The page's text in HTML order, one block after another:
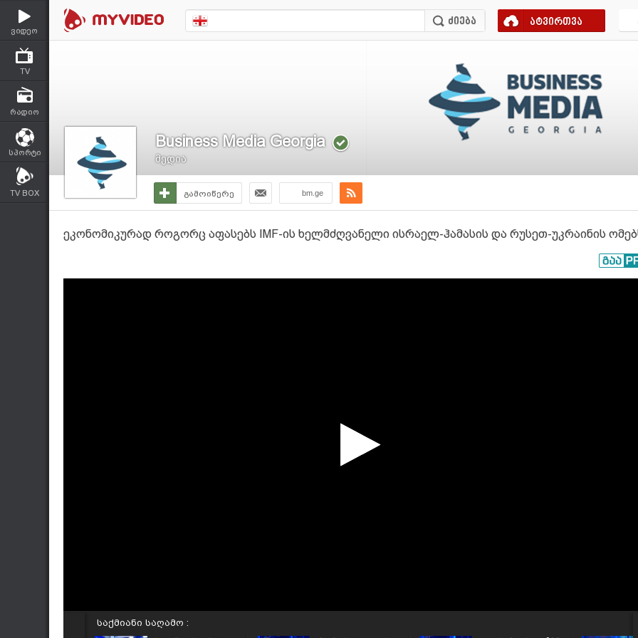
ვიდეო
TV
რადიო
სპორტი
TV BOX
ატვირთვა
Business Media Georgia
მედია
გამოიწერე bm.ge
ეკონომიკურად როგორც აფასებს IMF-ის ხელმძღვანელი ისრაელ-ჰამასის და რუსეთ-უკრაინის
საქმიანი საღამო :